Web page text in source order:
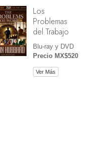
Los
Problemas
del Trabajo
Blu-ray y DVD
Precio MX$520
Ver Más